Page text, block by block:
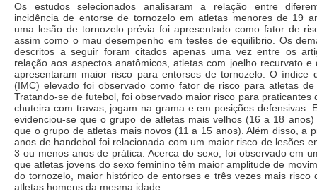
Os estudos selecionados analisaram a relação entre
incidência de entorse de tornozelo em atletas menores de 19
uma lesão de tornozelo prévia foi apresentado como fator de
assim como o mau desempenho em testes de equilíbrio. Os
descritos a seguir foram citados apenas uma vez entre os
relação aos aspectos anatômicos, atletas com joelho recurvato e
apresentaram maior risco para entorses de tornozelo. O índice
(IMC) elevado foi observado como fator de risco para atletas
Tratando-se de futebol, foi observado maior risco para praticantes
chuteira com travas, jogam na grama e em posições defensivas.
evidenciou-se que o grupo de atletas mais velhos (16 a 18
que o grupo de atletas mais novos (11 a 15 anos). Além disso, a
anos de handebol foi relacionada com um maior risco de lesões
3 ou menos anos de prática. Acerca do sexo, foi observado em
que atletas jovens do sexo feminino têm maior amplitude de
do tornozelo, maior histórico de entorses e três vezes mais risco
atletas homens da mesma idade.